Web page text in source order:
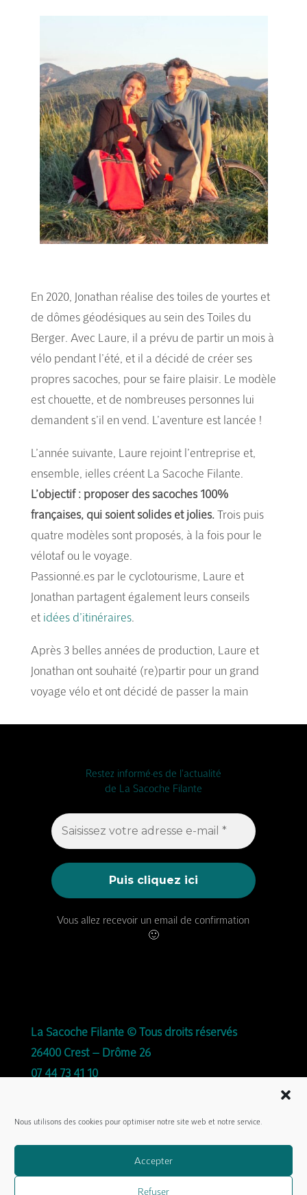
Nous utilisons des cookies pour optimiser notre site web et notre service.
Accepter
Refuser
En 2020, Jonathan réalise des toiles de yourtes et
de dômes géodésiques au sein des Toiles du
Berger. Avec Laure, il a prévu de partir un mois à
vélo pendant l’été, et il a décidé de créer ses
propres sacoches, pour se faire plaisir. Le modèle
est chouette, et de nombreuses personnes lui
demandent s’il en vend. L’aventure est lancée !
L’année suivante, Laure rejoint l’entreprise et,
ensemble, ielles créent La Sacoche Filante.
L’objectif : proposer des sacoches 100%
françaises, qui soient solides et jolies.Trois puis
quatre modèles sont proposés, à la fois pour le
vélotaf ou le voyage.
Passionné.es par le cyclotourisme, Laure et
Jonathan partagent également leurs conseils
et idées d’itinéraires.
Après 3 belles années de production, Laure et
Jonathan ont souhaité (re)partir pour un grand
voyage vélo et ont décidé de passer la main
Restez informé·es de l'actualité
de La Sacoche Filante
Vous allez recevoir un email de confirmation
🙂
La Sacoche Filante © Tous droits réservés
26400 Crest – Drôme 26
07 44 73 41 10
Avec la complicité deAgence Midi Moins le
Samuel Bonnefoi
pour certaines photos.